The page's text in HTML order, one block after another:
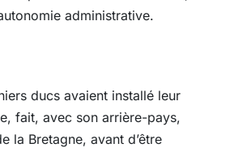
administrative.
ducs avaient installé leur
fait, avec son arrière-pays,
la Bretagne, avant d’être